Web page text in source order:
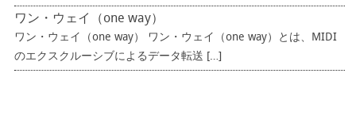
ワン・ウェイ（one way）
ワン・ウェイ（one way） ワン・ウェイ（one way）とは、MIDI
のエクスクルーシブによるデータ転送 […]